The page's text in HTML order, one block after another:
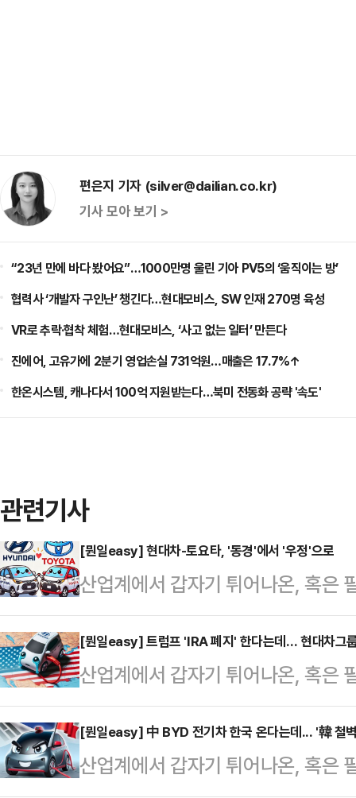
편은지 기자 (silver@dailian.co.kr)
기사 모아 보기 >
“23년 만에 바다 봤어요”…1000만명 울린 기아 PV5의 ‘움직이는 방’
협력사 ‘개발자 구인난’ 챙긴다…현대모비스, SW 인재 270명 육성
VR로 추락·협착 체험…현대모비스, ‘사고 없는 일터’ 만든다
진에어, 고유가에 2분기 영업손실 731억원…매출은 17.7%↑
한온시스템, 캐나다서 100억 지원받는다…북미 전동화 공략 '속도'
관련기사
[뭔일easy] 현대차-토요타, '동경'에서 '우정'으로
산업계에서 갑자기 튀어나온, 혹은
펴봅니다. 특정 산업 분야의 직‧간
관심이 많은 일반 독자들을 위해 데
풀어드립니다.#포지티브적 해석 :
로 성장한 현대차의 위상. #네거티
죄책감이 전혀 없던데, 기업인은
기업 현대자동차와 토요타자동차
[뭔일easy] 트럼프 'IRA 폐지' 한다는데… 현대차그
산업계에서 갑자기 튀어나온, 혹은
펴봅니다. 특정 산업 분야의 직‧간
관심이 많은 일반 독자들을 위해 데
풀어드립니다.#포지티브적 해석 :
[뭔일easy] 中 BYD 전기차 한국 온다는데... '韓 철
산업계에서 갑자기 튀어나온, 혹은